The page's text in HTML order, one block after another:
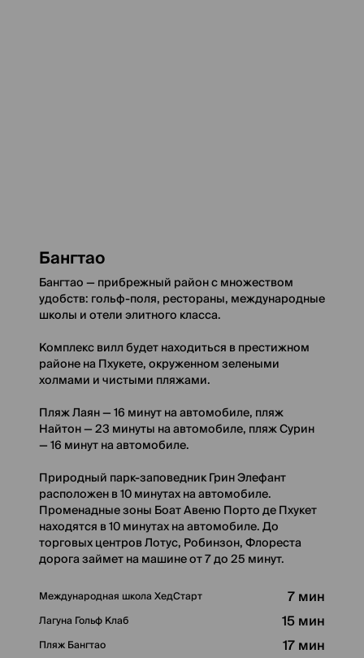
Бангтао
Бангтао — прибрежный район с множеством
удобств: гольф-поля, рестораны, международные
школы и отели элитного класса.
Комплекс вилл будет находиться в престижном
районе на Пхукете, окруженном зелеными
холмами и чистыми пляжами.
Пляж Лаян — 16 минут на автомобиле, пляж
Найтон — 23 минуты на автомобиле, пляж Сурин
— 16 минут на автомобиле.
Природный парк-заповедник Грин Элефант
расположен в 10 минутах на автомобиле.
Променадные зоны Боат Авеню Порто де Пхукет
находятся в 10 минутах на автомобиле. До
торговых центров Лотус, Робинзон, Флореста
дорога займет на машине от 7 до 25 минут.
Международная школа ХедСтарт 7 мин
Лагуна Гольф Клаб 15 мин
Пляж Бангтао 17 мин